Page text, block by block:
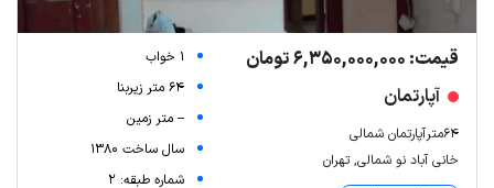
قیمت: 6,350,000,000 تومان
آپارتمان
64مترآپارتمان شمالی
خانی آباد نو شمالی, تهران
1 خواب
64 متر زیربنا
-- متر زمین
سال ساخت 1380
شماره طبقه: 2